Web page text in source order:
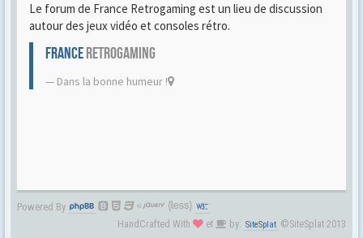
Le forum de France Retrogaming est un lieu de discussion
autour des jeux vidéo et consoles rétro.
FRANCERETROGAMING
Dans la bonne humeur !
Powered By
HandCrafted With
et by: SiteSplat ©SiteSplat 2013